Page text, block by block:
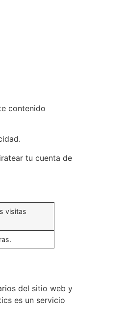
contenido
tu cuenta de
visitas
del sitio web y
es un servicio